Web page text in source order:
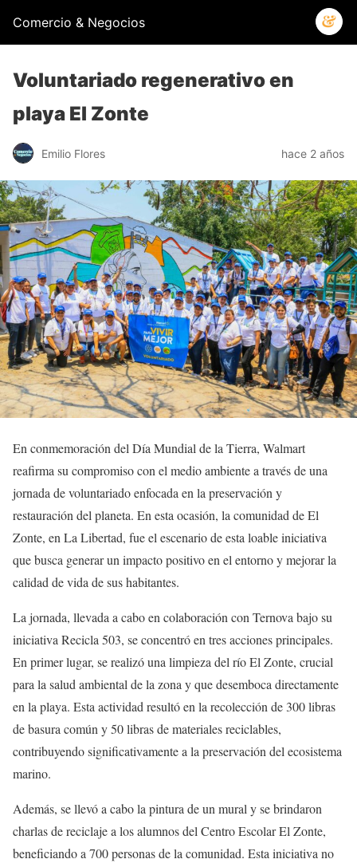
Comercio & Negocios
Voluntariado regenerativo en
playa El Zonte
Emilio Flores hace 2 años
En conmemoración del Día Mundial de la Tierra, Walmart
reafirma su compromiso con el medio ambiente a través de una
jornada de voluntariado enfocada en la preservación y
restauración del planeta. En esta ocasión, la comunidad de El
Zonte, en La Libertad, fue el escenario de esta loable iniciativa
que busca generar un impacto positivo en el entorno y mejorar la
calidad de vida de sus habitantes.
La jornada, llevada a cabo en colaboración con Ternova bajo su
iniciativa Recicla 503, se concentró en tres acciones principales.
En primer lugar, se realizó una limpieza del río El Zonte, crucial
para la salud ambiental de la zona y que desemboca directamente
en la playa. Esta actividad resultó en la recolección de 300 libras
de basura común y 50 libras de materiales reciclables,
contribuyendo significativamente a la preservación del ecosistema
marino.
Además, se llevó a cabo la pintura de un mural y se brindaron
charlas de reciclaje a los alumnos del Centro Escolar El Zonte,
beneficiando a 700 personas de la comunidad. Esta iniciativa no